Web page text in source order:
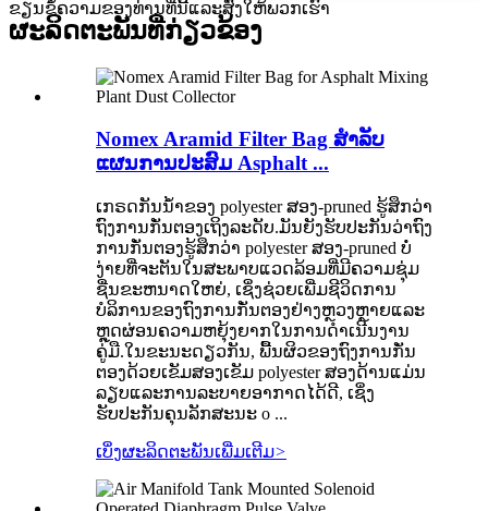
ຂຽນຂໍ້ຄວາມຂອງທ່ານທີ່ນີ້ແລະສົ່ງໃຫ້ພວກເຮົາ
ຜະ​ລິດ​ຕະ​ພັນ​ທີ່​ກ່ຽວ​ຂ້ອງ
Nomex Aramid Filter Bag ສໍາລັບ
ແຜນການປະສົມ Asphalt ...
ເກຣດກັນນໍ້າຂອງ polyester ສອງ-pruned ຮູ້ສຶກວ່າ
ຖົງການກັ່ນຕອງເຖິງລະດັບ.ມັນຍັງຮັບປະກັນວ່າຖົງ
ການກັ່ນຕອງຮູ້ສຶກວ່າ polyester ສອງ-pruned ບໍ່
ງ່າຍທີ່ຈະຕັນໃນສະພາບແວດລ້ອມທີ່ມີຄວາມຊຸ່ມ
ຊື່ນຂະຫນາດໃຫຍ່, ເຊິ່ງຊ່ວຍເພີ່ມຊີວິດການ
ບໍລິການຂອງຖົງການກັ່ນຕອງຢ່າງຫຼວງຫຼາຍແລະ
ຫຼຸດຜ່ອນຄວາມຫຍຸ້ງຍາກໃນການດໍາເນີນງານ
ຄູ່ມື.ໃນຂະນະດຽວກັນ, ພື້ນຜິວຂອງຖົງການກັ່ນ
ຕອງດ້ວຍເຂັມສອງເຂັມ polyester ສອງດ້ານແມ່ນ
ລຽບແລະການລະບາຍອາກາດໄດ້ດີ, ເຊິ່ງ
ຮັບປະກັນຄຸນລັກສະນະ o ...
ເບິ່ງຜະລິດຕະພັນເພີ່ມເຕີມ>